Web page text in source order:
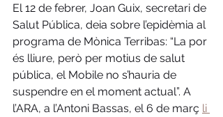
El 12 de febrer, Joan Guix, secretari de
Salut Pública, deia sobre l’epidèmia al
programa de Mònica Terribas: “La por
és lliure, però per motius de salut
pública, el Mobile no s’hauria de
suspendre en el moment actual”. A
l’ARA, a l’Antoni Bassas, el 6 de març li